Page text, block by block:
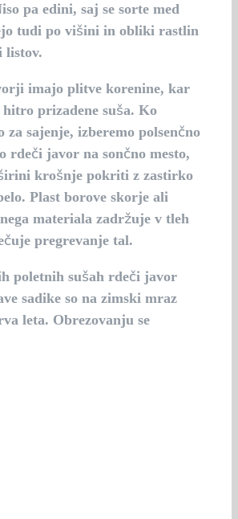
pa edini, saj se sorte med
tudi po višini in obliki rastlin
listov.
imajo plitve korenine, kar
prizadene suša. Ko
za sajenje, izberemo polsenčno
rdeči javor na sončno mesto,
krošnje pokriti z zastirko
Plast borove skorje ali
materiala zadržuje v tleh
pregrevanje tal.
poletnih sušah rdeči javor
sadike so na zimski mraz
leta. Obrezovanju se